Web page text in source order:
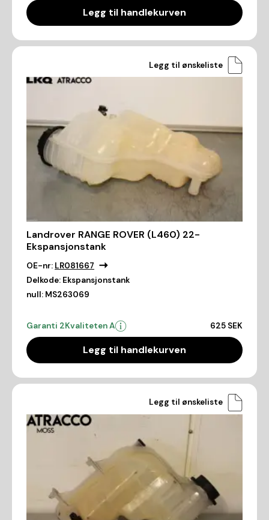
Legg til handlekurven
Legg til ønskeliste
Landrover RANGE ROVER (L460) 22-
Ekspansjonstank
OE-nr: LR081667
Delkode: Ekspansjonstank
null: MS263069
Garanti 2Kvaliteten A 625 SEK
Legg til handlekurven
Legg til ønskeliste